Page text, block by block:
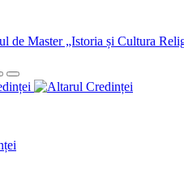
de Master „Istoria și Cultura